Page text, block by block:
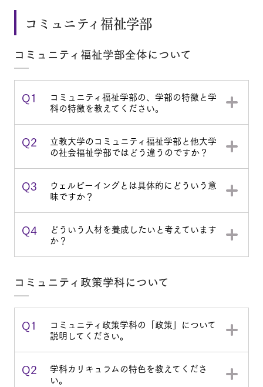
コミュニティ福祉学部
コミュニティ福祉学部全体について
Q1 コミュニティ福祉学部の、学部の特徴と学
科の特徴を教えてください。
Q2 立教大学のコミュニティ福祉学部と他大学
の社会福祉学部ではどう違うのですか？
Q3 ウェルビーイングとは具体的にどういう意
味ですか？
Q4 どういう人材を養成したいと考えています
か？
コミュニティ政策学科について
Q1 コミュニティ政策学科の「政策」について
説明してください。
Q2 学科カリキュラムの特色を教えてくださ
い。